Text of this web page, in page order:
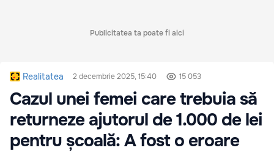
Publicitatea ta poate fi aici
Realitatea 2 decembrie 2025, 15:40 15 053
Cazul unei femei care trebuia să
returneze ajutorul de 1.000 de lei
pentru școală: A fost o eroare